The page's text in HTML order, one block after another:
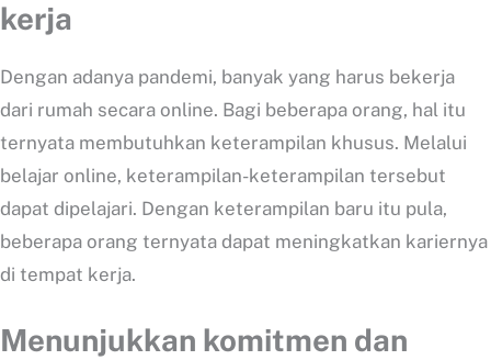
kerja
Dengan adanya pandemi, banyak yang harus bekerja
dari rumah secara online. Bagi beberapa orang, hal itu
ternyata membutuhkan keterampilan khusus. Melalui
belajar online, keterampilan-keterampilan tersebut
dapat dipelajari. Dengan keterampilan baru itu pula,
beberapa orang ternyata dapat meningkatkan kariernya
di tempat kerja.
Menunjukkan komitmen dan